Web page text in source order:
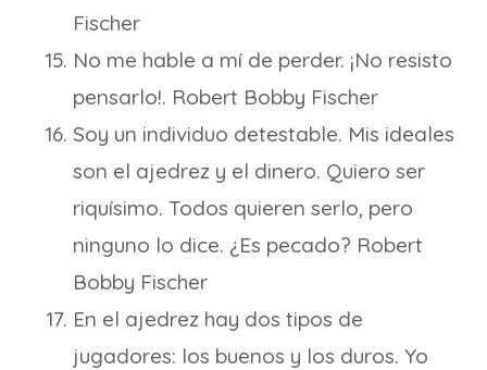
Fischer
No me hable a mí de perder. ¡No resisto
pensarlo!. Robert Bobby Fischer
Soy un individuo detestable. Mis ideales
son el ajedrez y el dinero. Quiero ser
riquísimo. Todos quieren serlo, pero
ninguno lo dice. ¿Es pecado? Robert
Bobby Fischer
En el ajedrez hay dos tipos de
jugadores: los buenos y los duros. Yo